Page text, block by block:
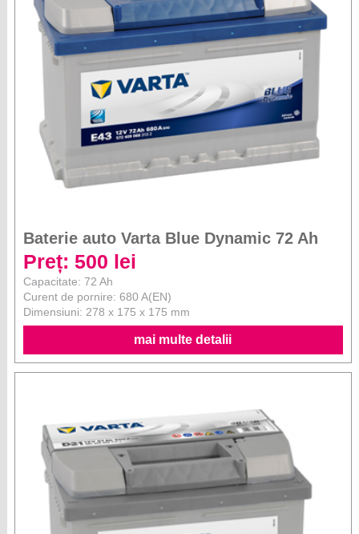
Baterie auto Varta Blue Dynamic 72 Ah
Preț: 500 lei
Capacitate: 72 Ah
Curent de pornire: 680 A(EN)
Dimensiuni: 278 x 175 x 175 mm
mai multe detalii